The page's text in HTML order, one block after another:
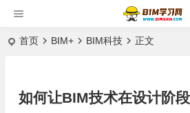
首页 BIM+ BIM科技 正文
如何让BIM技术在设计阶